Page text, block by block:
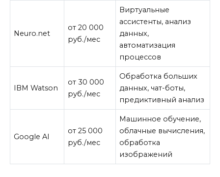
Neuro.net
от 20 000
руб./мес
Виртуальные
ассистенты, анализ
данных,
автоматизация
процессов
IBM Watson
от 30 000
руб./мес
Обработка больших
данных, чат-боты,
предиктивный анализ
Google AI
от 25 000
руб./мес
Машинное обучение,
облачные вычисления,
обработка
изображений